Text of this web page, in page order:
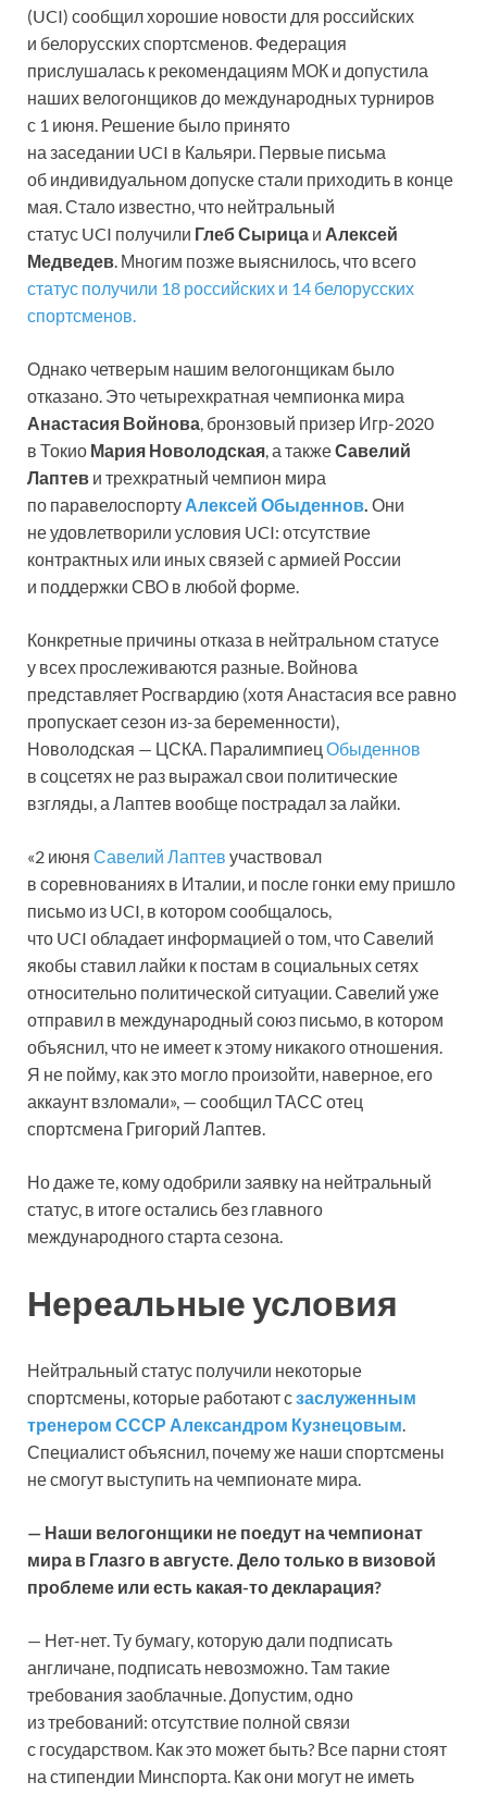
(UCI) сообщил хорошие новости для российских
и белорусских спортсменов. Федерация
прислушалась к рекомендациям МОК и допустила
наших велогонщиков до международных турниров
с 1 июня. Решение было принято
на заседании UCI в Кальяри. Первые письма
об индивидуальном допуске стали приходить в конце
мая. Стало известно, что нейтральный
статус UCI получили Глеб Сырица и Алексей
Медведев . Многим позже выяснилось, что всего
статус получили 18 российских и 14 белорусских
спортсменов.
Однако четверым нашим велогонщикам было
отказано. Это четырехкратная чемпионка мира
Анастасия Войнова , бронзовый призер Игр-2020
в Токио Мария Новолодская , а такжеСавелий
Лаптев и трехкратный чемпион мира
по паравелоспорту Алексей Обыденнов Они
не удовлетворили условия UCI: отсутствие
контрактных или иных связей с армией России
и поддержки СВО в любой форме.
Конкретные причины отказа в нейтральном статусе
у всех прослеживаются разные. Войнова
представляет Росгвардию (хотя Анастасия все равно
пропускает сезон из-за беременности),
Новолодская — ЦСКА. Паралимпиец Обыденнов
в соцсетях не раз выражал свои политические
взгляды, а Лаптев вообще пострадал за лайки.
«2 июня Савелий Лаптев участвовал
в соревнованиях в Италии, и после гонки ему пришло
письмо из UCI, в котором сообщалось,
что UCI обладает информацией о том, что Савелий
якобы ставил лайки к постам в социальных сетях
относительно политической ситуации. Савелий уже
отправил в международный союз письмо, в котором
объяснил, что не имеет к этому никакого отношения.
Я не пойму, как это могло произойти, наверное, его
аккаунт взломали», — сообщил ТАСС отец
спортсмена Григорий Лаптев.
Но даже те, кому одобрили заявку на нейтральный
статус, в итоге остались без главного
международного старта сезона.
Нереальные условия
Нейтральный статус получили некоторые
спортсмены, которые работают сзаслуженным
тренером СССР Александром Кузнецовым.
Специалист объяснил, почему же наши спортсмены
не смогут выступить на чемпионате мира.
— Наши велогонщики не поедут на чемпионат
мира в Глазго в августе. Дело только в визовой
проблеме или есть какая-то декларация?
— Нет-нет. Ту бумагу, которую дали подписать
англичане, подписать невозможно. Там такие
требования заоблачные. Допустим, одно
из требований: отсутствие полной связи
с государством. Как это может быть? Все парни стоят
на стипендии Минспорта. Как они могут не иметь